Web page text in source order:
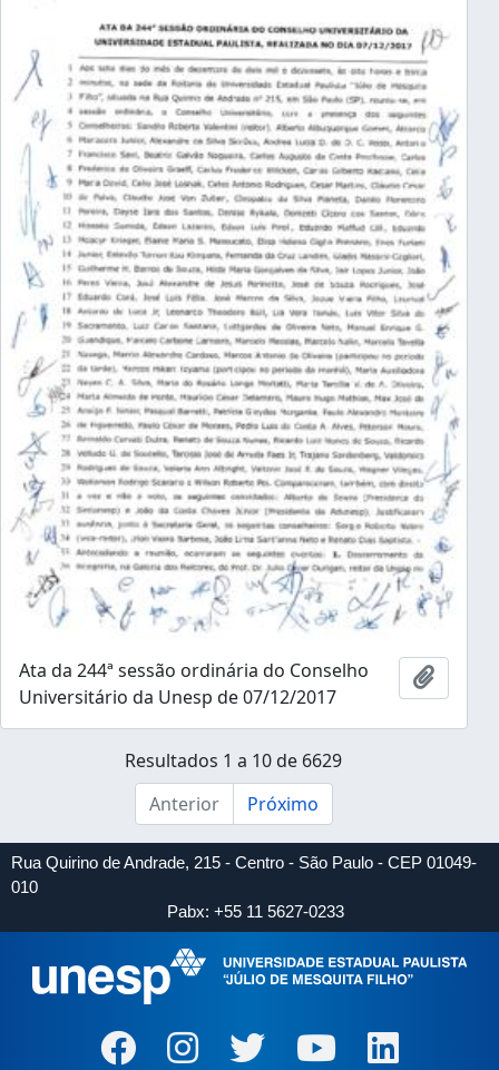
Ata da 244ª sessão ordinária do Conselho
Universitário da Unesp de 07/12/2017
Resultados 1 a 10 de 6629
Anterior
Próximo
Rua Quirino de Andrade, 215 - Centro - São Paulo - CEP 01049-
010
Pabx: +55 11 5627-0233